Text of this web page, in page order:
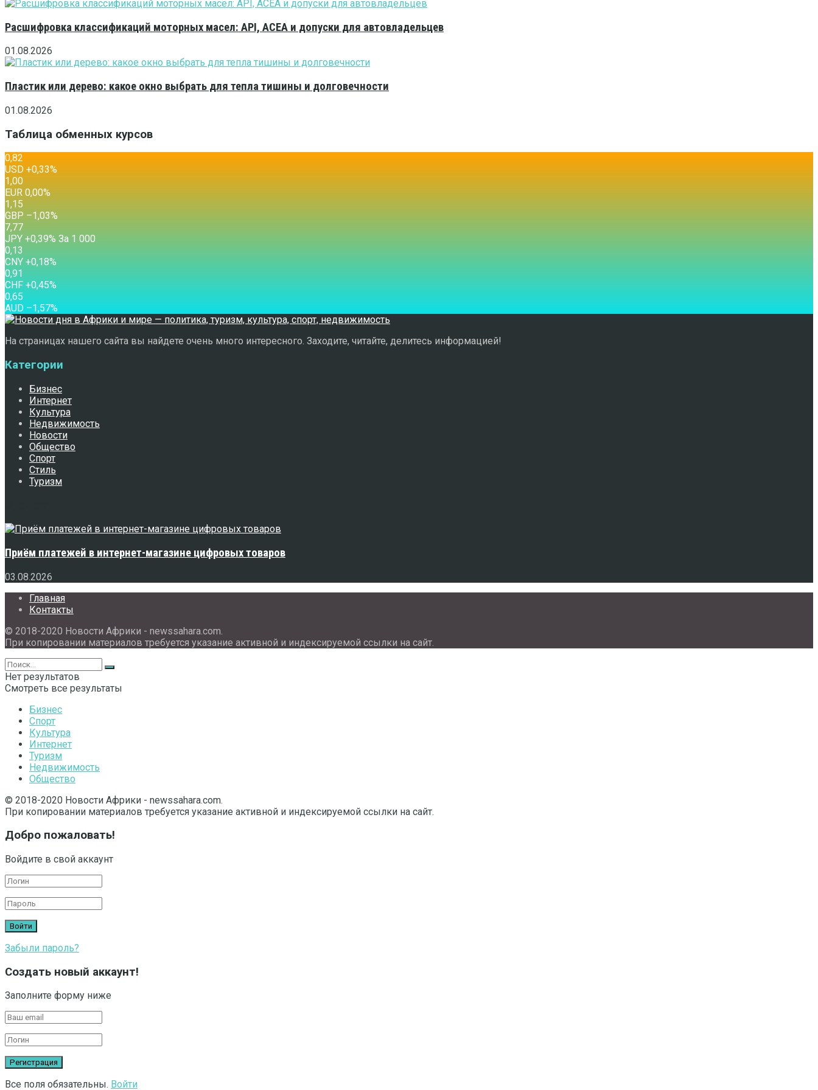
Расшифровка классификаций моторных масел: API, ACEA и допуски для автовладельцев
01.08.2026
Пластик или дерево: какое окно выбрать для тепла тишины и долговечности
01.08.2026
Таблица обменных курсов
0,82
USD +0,33%
1,00
EUR 0,00%
1,15
GBP –1,03%
7,77
JPY +0,39% За 1 000
0,13
CNY +0,18%
0,91
CHF +0,45%
0,65
AUD –1,57%
На страницах нашего сайта вы найдете очень много интересного. Заходите, читайте, делитесь информацией!
Категории
Бизнес
Интернет
Культура
Недвижимость
Новости
Общество
Спорт
Стиль
Туризм
Приём платежей в интернет-магазине цифровых товаров
03.08.2026
Главная
Контакты
© 2018-2020 Новости Африки - newssahara.com.
При копировании материалов требуется указание активной и индексируемой ссылки на сайт.
Нет результатов
Смотреть все результаты
Бизнес
Спорт
Культура
Интернет
Туризм
Недвижимость
Общество
© 2018-2020 Новости Африки - newssahara.com.
При копировании материалов требуется указание активной и индексируемой ссылки на сайт.
Добро пожаловать!
Войдите в свой аккаунт
Забыли пароль?
Создать новый аккаунт!
Заполните форму ниже
Все поля обязательны. Войти